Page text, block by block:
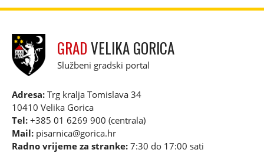
GRADVELIKA GORICA
Službeni gradski portal
Adresa: Trg kralja Tomislava 34
10410 Velika Gorica
Tel: +385 01 6269 900 (centrala)
Mail: pisarnica@gorica.hr
Radno vrijeme za stranke: 7:30 do 17:00 sati